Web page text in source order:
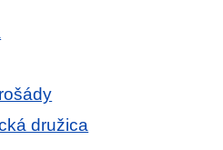
družica